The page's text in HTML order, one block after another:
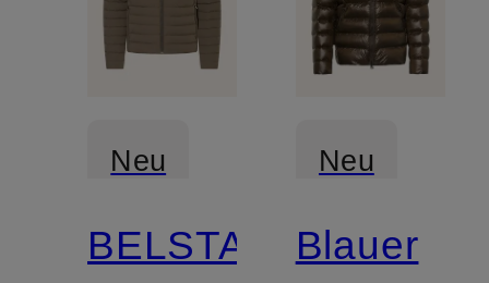
Neu
Zertifiziert
BELSTAFF
Neu
Blauer